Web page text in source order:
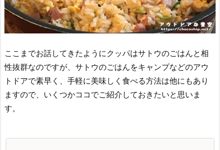
ここまでお話してきたようにクッパはサトウのごはんと相
性抜群なのですが、サトウのごはんをキャンプなどのアウ
トドアで素早く、手軽に美味しく食べる方法は他にもあり
ますので、いくつかココでご紹介しておきたいと思いま
す。